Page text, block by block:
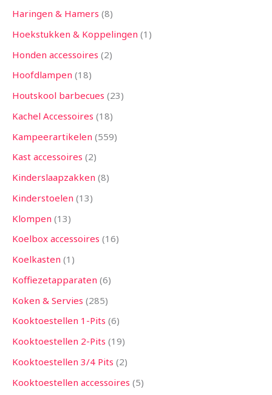
Haringen & Hamers 8
Hoekstukken & Koppelingen 1
Honden accessoires 2
Hoofdlampen 18
Houtskool barbecues 23
Kachel Accessoires 18
Kampeerartikelen 559
Kast accessoires 2
Kinderslaapzakken 8
Kinderstoelen 13
Klompen 13
Koelbox accessoires 16
Koelkasten 1
Koffiezetapparaten 6
Koken & Servies 285
Kooktoestellen 1-Pits 6
Kooktoestellen 2-Pits 19
Kooktoestellen 3/4 Pits 2
Kooktoestellen accessoires 5